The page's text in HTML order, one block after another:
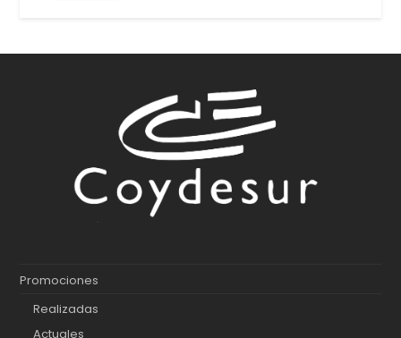
Promociones
Realizadas
Actuales